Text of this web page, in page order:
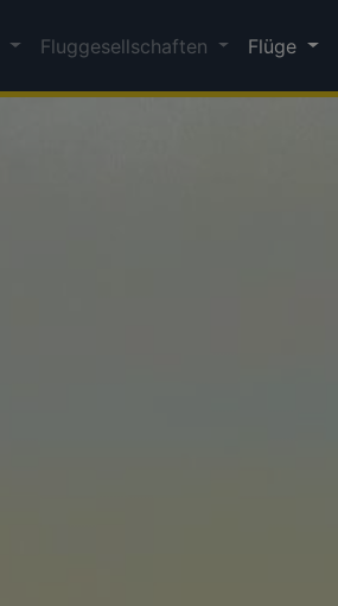
Fluggesellschaften Flüge